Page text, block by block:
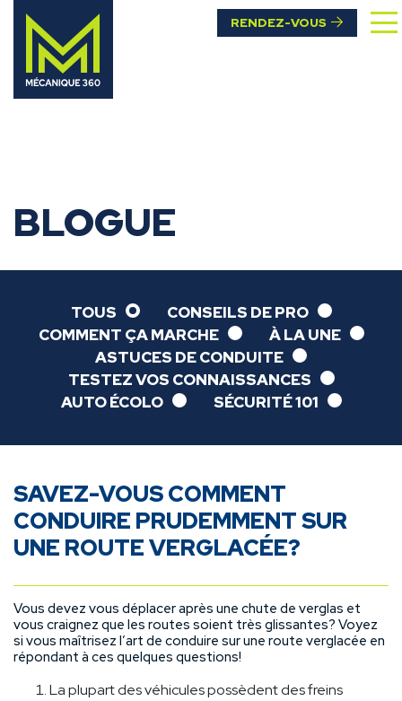
RENDEZ-VOUS
BLOGUE
TOUS
CONSEILS DE PRO
COMMENT ÇA MARCHE
À LA UNE
ASTUCES DE CONDUITE
TESTEZ VOS CONNAISSANCES
AUTO ÉCOLO
SÉCURITÉ 101
SAVEZ-VOUS COMMENT
CONDUIRE PRUDEMMENT SUR
UNE ROUTE VERGLACÉE?
Vous devez vous déplacer après une chute de verglas et
vous craignez que les routes soient très glissantes? Voyez
si vous maîtrisez l’art de conduire sur une route verglacée en
répondant à ces quelques questions!
La plupart des véhicules possèdent des freins